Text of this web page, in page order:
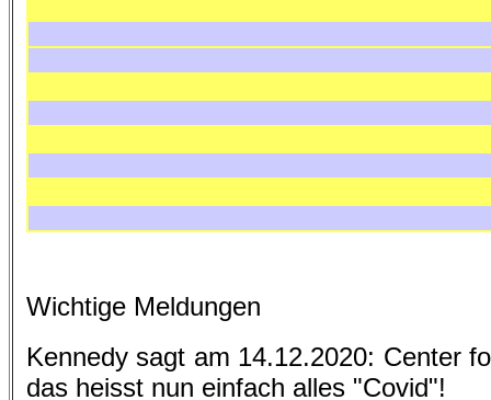
Wichtige Meldungen
Kennedy sagt am 14.12.2020: Center
das heisst nun einfach alles "Covid"!